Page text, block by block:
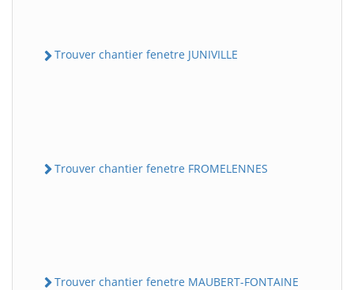
Trouver chantier fenetre JUNIVILLE
Trouver chantier fenetre FROMELENNES
Trouver chantier fenetre MAUBERT-FONTAINE